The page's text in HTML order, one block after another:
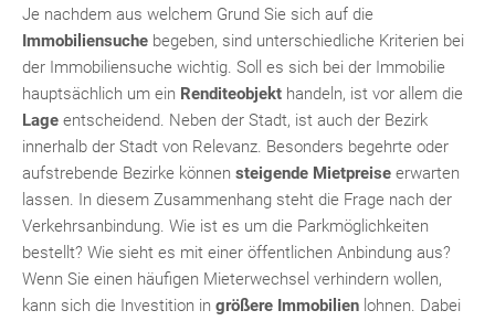
Je nachdem aus welchem Grund Sie sich auf die
Immobiliensuche begeben, sind unterschiedliche Kriterien bei
der Immobiliensuche wichtig. Soll es sich bei der Immobilie
hauptsächlich um ein Renditeobjekt handeln, ist vor allem die
Lage entscheidend. Neben der Stadt, ist auch der Bezirk
innerhalb der Stadt von Relevanz. Besonders begehrte oder
aufstrebende Bezirke können steigende Mietpreise erwarten
lassen. In diesem Zusammenhang steht die Frage nach der
Verkehrsanbindung. Wie ist es um die Parkmöglichkeiten
bestellt? Wie sieht es mit einer öffentlichen Anbindung aus?
Wenn Sie einen häufigen Mieterwechsel verhindern wollen,
kann sich die Investition in größere Immobilien lohnen. Dabei